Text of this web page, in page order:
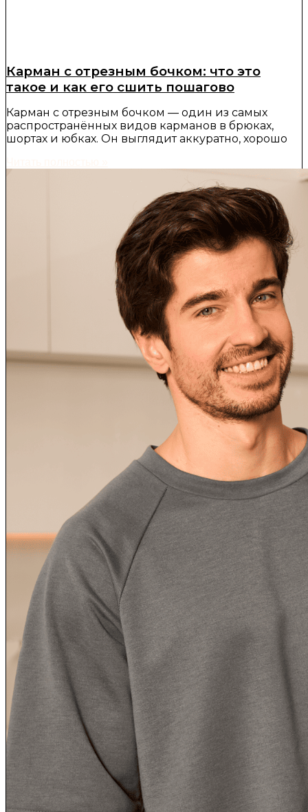
Карман с отрезным бочком: что это
такое и как его сшить пошагово
Карман с отрезным бочком — один из самых
распространённых видов карманов в брюках,
шортах и юбках. Он выглядит аккуратно, хорошо